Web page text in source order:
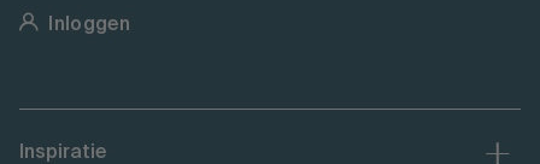
Inloggen
Inspiratie